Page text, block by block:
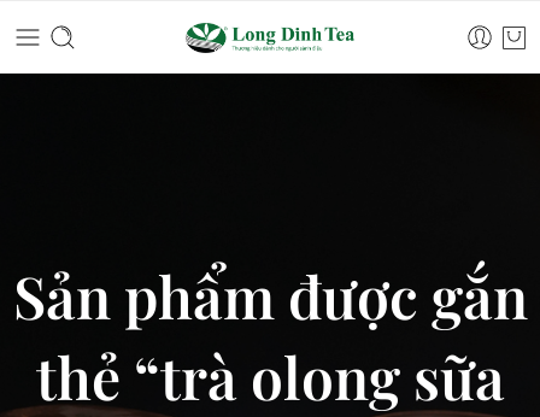
Sản phẩm được gắn
thẻ “trà olong sữa